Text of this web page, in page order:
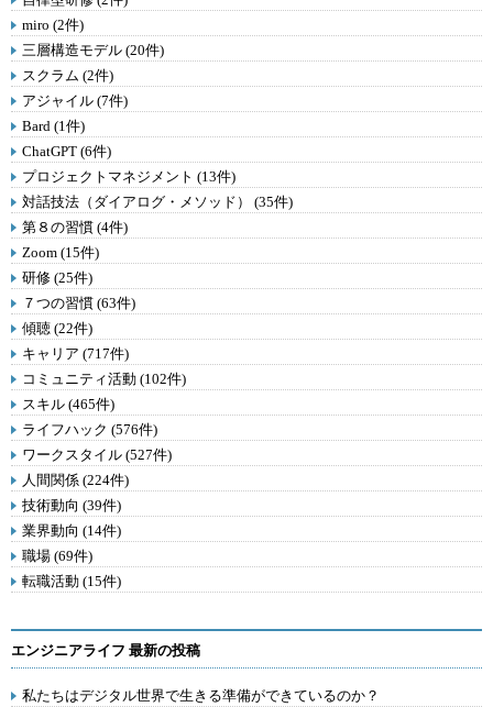
miro (2件)
三層構造モデル (20件)
スクラム (2件)
アジャイル (7件)
Bard (1件)
ChatGPT (6件)
プロジェクトマネジメント (13件)
対話技法（ダイアログ・メソッド） (35件)
第８の習慣 (4件)
Zoom (15件)
研修 (25件)
７つの習慣 (63件)
傾聴 (22件)
キャリア (717件)
コミュニティ活動 (102件)
スキル (465件)
ライフハック (576件)
ワークスタイル (527件)
人間関係 (224件)
技術動向 (39件)
業界動向 (14件)
職場 (69件)
転職活動 (15件)
エンジニアライフ 最新の投稿
私たちはデジタル世界で生きる準備ができているのか？